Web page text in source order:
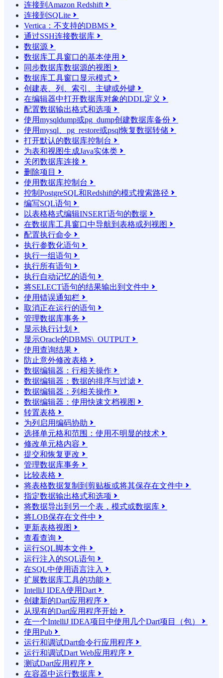
连接到Amazon Redshift 
连接到SQLite 
Vertica：不支持的DBMS 
通过SSH连接数据库 
数据源 
数据库工具窗口的基本使用 
同步数据库数据源的视图 
数据库工具窗口显示模式 
创建表、列、索引、主键或外键 
在编辑器中打开数据库对象的DDL定义 
配置数据输出格式和选项 
使用mysqldump或pg_dump创建数据库备份 
使用mysql、pg_restore或psql恢复数据转储 
打开默认的数据库控制台 
为表和视图生成Java实体类 
关闭数据库连接 
删除项目 
使用数据库控制台 
控制PostgreSQL和Redshift的模式搜索路径 
编写SQL语句 
以表格格式编辑INSERT语句的数据 
在数据库工具窗口中导航到表格或列视图 
配置执行命令 
执行参数化语句 
执行一组语句 
执行所有语句 
执行自动记忆的语句 
将SELECT语句的结果输​​出到文件中 
使用错误通知栏 
取消正在运行的语句 
管理数据库事务 
显示执行计划 
显示Oracle的DBMS\_OUTPUT 
使用查询结果 
防止意外修改表格 
数据编辑器：行相关操作 
数据编辑器：数据的排序与过滤 
数据编辑器：列相关操作 
数据编辑器：使用快速文档视图 
转置表格 
为列启用编码协助 
选择单元格和范围：使用不明显的技术 
修改单元格内容 
提交和恢复更改 
管理数据库事务 
比较表格 
将表格数据复制到剪贴板或将其保存在文件中 
指定数据输出格式和选项 
将数据导出到另一个表，模式或数据库 
将LOB保存在文件中 
更新表格视图 
查看查询 
运行SQL脚本文件 
运行注入的SQL语句 
在SQL中使用语言注入 
扩展数据库工具的功能 
IntelliJ IDEA使用Dart 
创建新的Dart应用程序 
从现有的Dart应用程序开始 
在一个IntelliJ IDEA项目中使用几个Dart项目（包） 
使用Pub 
运行和调试Dart命令行应用程序 
运行和调试Dart Web应用程序 
测试Dart应用程序 
在容器中运行数据库 